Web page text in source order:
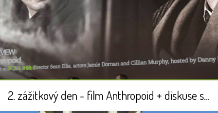
5.12.2017
2. zážitkový den - film Anthropoid + diskuse s odborníkem